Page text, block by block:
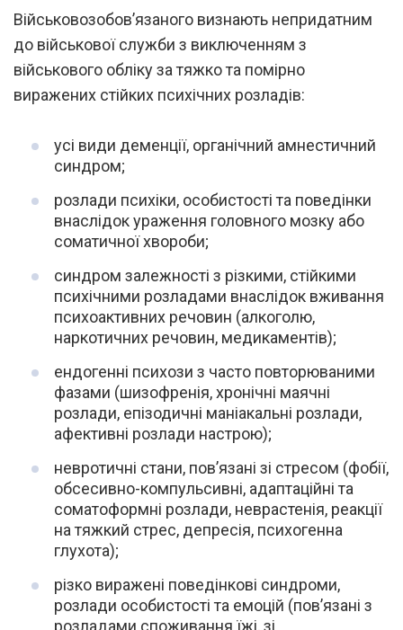
Військовозобов’язаного визнають непридатним
до військової служби з виключенням з
військового обліку за тяжко та помірно
виражених стійких психічних розладів:
усі види деменції, органічний амнестичний
синдром;
розлади психіки, особистості та поведінки
внаслідок ураження головного мозку або
соматичної хвороби;
синдром залежності з різкими, стійкими
психічними розладами внаслідок вживання
психоактивних речовин (алкоголю,
наркотичних речовин, медикаментів);
ендогенні психози з часто повторюваними
фазами (шизофренія, хронічні маячні
розлади, епізодичні маніакальні розлади,
афективні розлади настрою);
невротичні стани, пов’язані зі стресом (фобії,
обсесивно-компульсивні, адаптаційні та
соматоформні розлади, неврастенія, реакції
на тяжкий стрес, депресія, психогенна
глухота);
різко виражені поведінкові синдроми,
розлади особистості та емоцій (пов’язані з